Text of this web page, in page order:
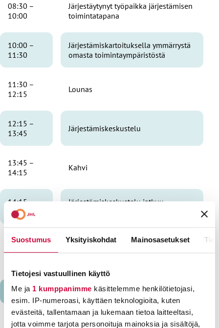
Suostumus Yksityiskohdat Mainosasetukset
Tietojesi vastuullinen käyttö
Me ja 1 kumppanimme käsittelemme henkilötietojasi,
esim. IP-numeroasi, käyttäen teknologioita, kuten
evästeitä, tallentamaan ja lukemaan tietoa laitteeltasi,
jotta voimme tarjota personoituja mainoksia ja sisältöjä,
08:30 –
10:00
Järjestäytynyt työpaikka järjestämisen
toimintatapana
10:00 –
11:30
Järjestämiskartoituksella ymmärrystä
omasta toimintaympäristöstä
11:30 –
12:15
Lounas
12:15 –
13:45
Järjestämiskeskustelu
13:45 –
14:15
Kahvi
14:15 –
16:30
Järjestämiskeskustelu jatkuu,
16:30 –
17:30
Päivällinen
KE 9.9.2026
08:30 –
Vastaväitteiden purkaminen